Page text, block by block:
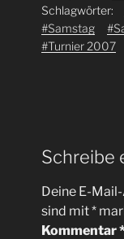
Schlagwörter:
#Samstag
#Turnier 2007
Schreibe
Deine E-
sind mit*
Kommentar